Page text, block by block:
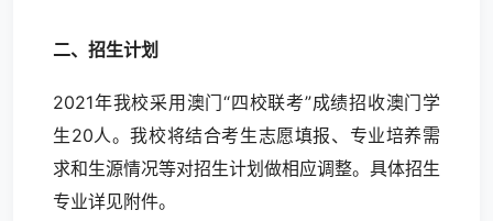
二、招生计划
2021年我校采用澳门“四校联考”成绩招收澳门学
生20人。我校将结合考生志愿填报、专业培养需
求和生源情况等对招生计划做相应调整。具体招生
专业详见附件。